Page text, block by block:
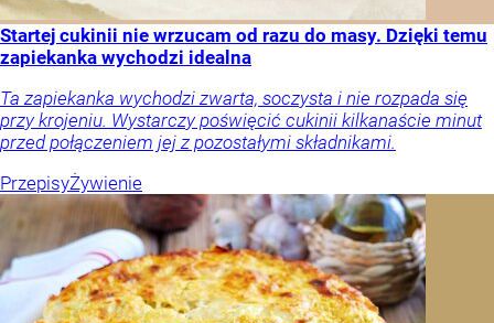
Startej cukinii nie wrzucam od razu do masy. Dzięki temu
zapiekanka wychodzi idealna
Ta zapiekanka wychodzi zwarta, soczysta i nie rozpada się
przy krojeniu. Wystarczy poświęcić cukinii kilkanaście minut
przed połączeniem jej z pozostałymi składnikami.
PrzepisyŻywienie